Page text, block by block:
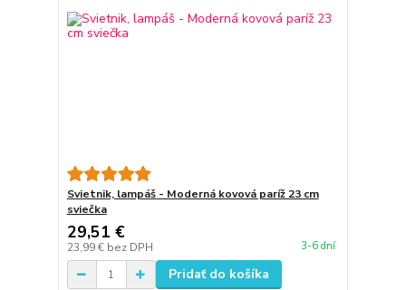
Svietnik, lampáš - Moderná kovová paríž 23 cm
sviečka
29,51 €
23,99 € bez DPH 3-6 dní
Pridať do košíka